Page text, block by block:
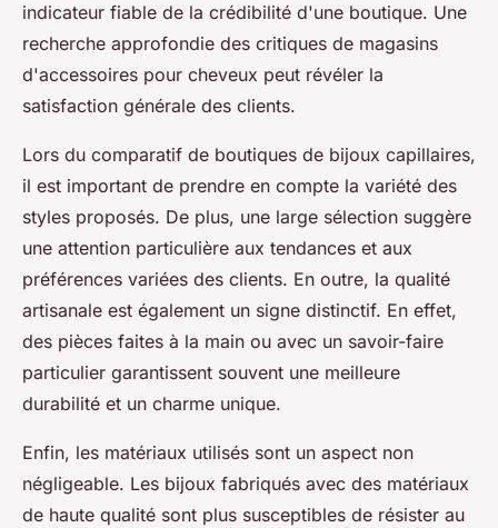
indicateur fiable de la crédibilité d'une boutique. Une
recherche approfondie des critiques de magasins
d'accessoires pour cheveux peut révéler la
satisfaction générale des clients.
Lors du comparatif de boutiques de bijoux capillaires,
il est important de prendre en compte la variété des
styles proposés. De plus, une large sélection suggère
une attention particulière aux tendances et aux
préférences variées des clients. En outre, la qualité
artisanale est également un signe distinctif. En effet,
des pièces faites à la main ou avec un savoir-faire
particulier garantissent souvent une meilleure
durabilité et un charme unique.
Enfin, les matériaux utilisés sont un aspect non
négligeable. Les bijoux fabriqués avec des matériaux
de haute qualité sont plus susceptibles de résister au